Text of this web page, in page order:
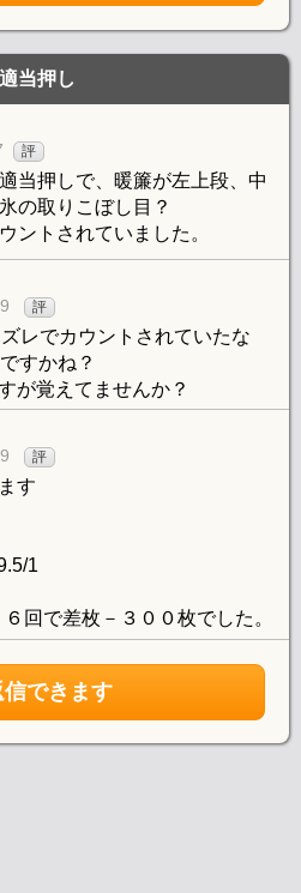
当押し
評
当押しで、暖簾が左上段、中
の取りこぼし目？
ントされていました。
評
レでカウントされていたな
すかね？
が覚えてませんか？
評
す
1
回で差枚－３００枚でした。
信できます